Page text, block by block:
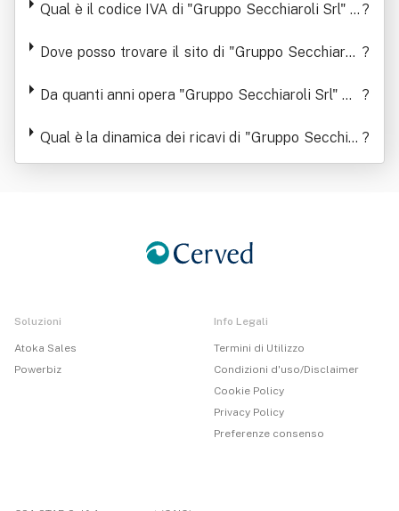
Qual è il codice IVA di "Gruppo Secchiaroli Srl" O ?
Dove posso trovare il sito di "Gruppo Secchiaroli ?
Da quanti anni opera "Gruppo Secchiaroli Srl" O I ?
Qual è la dinamica dei ricavi di "Gruppo Secchiar
oli Srl" O In Forma Abbreviata "Secchiaroli Srl"
?
Soluzioni
Atoka Sales
Powerbiz
Info Legali
Termini di Utilizzo
Condizioni d'uso/Disclaimer
Cookie Policy
Privacy Policy
Preferenze consenso